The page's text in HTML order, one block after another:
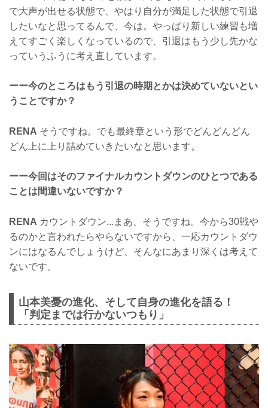
で大声が出せる状態で、やはり自分が満足した状態で引退
したいなと思ってるんで、今は。やっぱり新しい練習も増
えてすごく楽しくなっているので、引退はもう少し先かな
っていうふうに考え直しています。
ーー今のところはもう引退の時期とかは決めていないとい
うことですか？
RENA そうですね。でも最終章という形でどんどんどん
どん上に上り詰めていきたいなと思います。
ーー今回はそのファイナルカウントダウンのひとつである
ことは間違いないですか？
RENA カウントダウン...まあ、そうですね。今から30戦や
るのかと言われたらやらないですから、一応カウントダウ
ンにはなるんでしょうけど、そんなにあまり深くは考えて
ないです。
山本美憂の進化、そして自身の進化を語る！
「判定までは行かないつもり」